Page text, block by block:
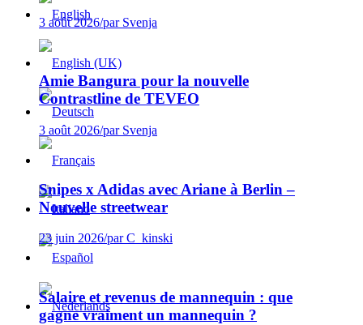
3 août 2026/par Svenja
Amie Bangura pour la nouvelle
Contrastline de TEVEO
3 août 2026/par Svenja
Snipes x Adidas avec Ariane à Berlin –
Nouvelle streetwear
23 juin 2026/par C_kinski
Salaire et revenus de mannequin : que
gagne vraiment un mannequin ?